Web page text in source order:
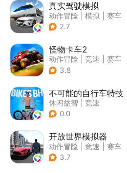
真实驾驶模拟
动作冒险 模拟
赛车
| 漂移
2.7
怪物卡车2
动作冒险 竞速
赛车
| 卡通
3.8
不可能的自行车特技
休闲益智
竞速
| 自行车
0.0
开放世界模拟器
动作冒险 竞速
赛车
| 开放世界
3.7